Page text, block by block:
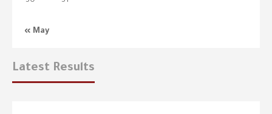
« May
Latest Results